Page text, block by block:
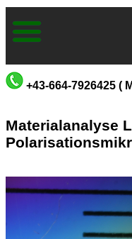
+43-664-7926425 (
Materialanalyse